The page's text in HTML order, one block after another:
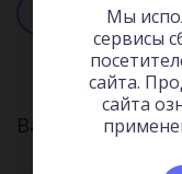
Читать
Вас может
Мы
сервисы
сайта.
сайта